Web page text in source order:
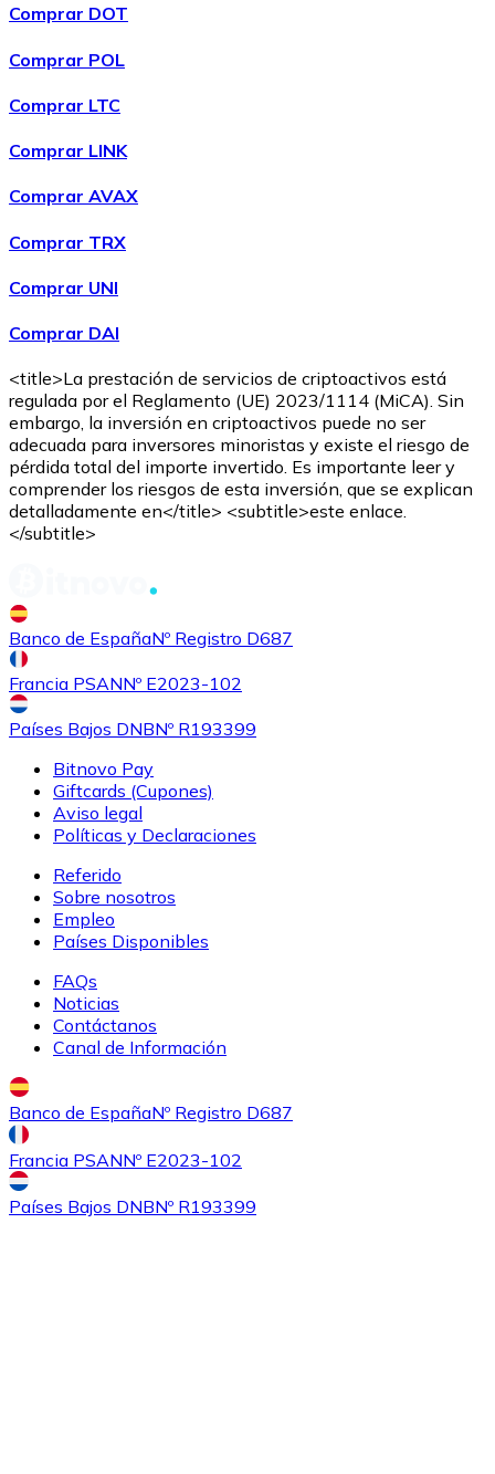
tarjeta
ComprarAvalanchecon transferencia bancariacon tarjeta
AVAX
ComprarShiba Inucon transferencia bancaria
SHIB
ComprarUniswap
UNI
Comprar
tarjeta
Comprar DOT
Comprar POL
Comprar LTC
Comprar LINK
Comprar AVAX
Comprar TRX
Comprar UNI
Comprar DAI
<title>La prestación de servicios de criptoactivos está
regulada por el Reglamento (UE) 2023/1114 (MiCA). Sin
embargo, la inversión en criptoactivos puede no ser
adecuada para inversores minoristas y existe el riesgo de
pérdida total del importe invertido. Es importante leer y
comprender los riesgos de esta inversión, que se explican
detalladamente en</title> <subtitle>este enlace.
</subtitle>
Banco de EspañaNº Registro D687
Francia PSANNº E2023-102
Países Bajos DNBNº R193399
Bitnovo Pay
Giftcards (Cupones)
Aviso legal
Políticas y Declaraciones
Referido
Sobre nosotros
Empleo
Países Disponibles
FAQs
Noticias
Contáctanos
Canal de Información
Banco de EspañaNº Registro D687
Francia PSANNº E2023-102
Países Bajos DNBNº R193399